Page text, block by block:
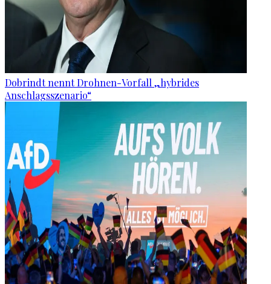
Dobrindt nennt Drohnen-Vorfall „hybrides
Anschlagsszenario“